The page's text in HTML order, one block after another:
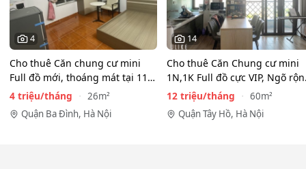
4
Cho thuê Căn chung cư mini
Full đồ mới, thoáng mát tại 116
Phan Kế Bính, Ba…
4 triệu/tháng
26m²
Quận Ba Đình, Hà Nội
14
Cho thuê Căn Chung cư mini
1N,1K Full đồ cực VIP, Ngõ
View toàn mặt hồ…
12 triệu/tháng
60m²
Quận Tây Hồ, Hà Nội